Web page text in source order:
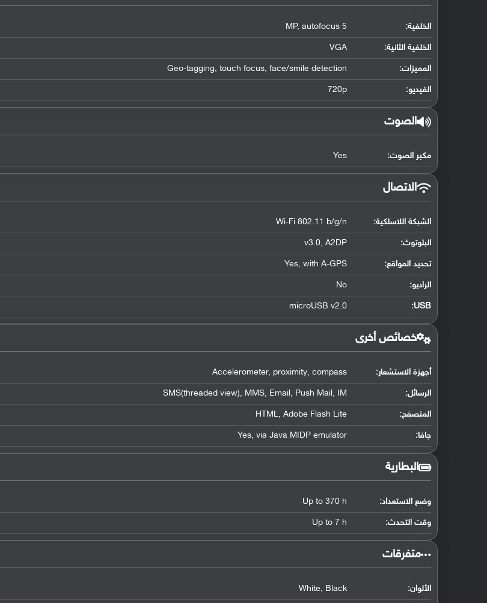
الخلفية: 5 MP, autofocus
الخلفية الثانية: VGA
المميزات: Geo-tagging, touch focus, face/smile detection
الفيديو: 720p
الصوت
مكبر الصوت: Yes
الاتصال
الشبكة اللاسلكية: Wi-Fi 802.11 b/g/n
البلوتوث:
v3.0, A2DP
تحديد المواقع:
Yes, with A-GPS
الراديو: No
USB
:
microUSB v2.0
خصائص أخرى
أجهزة الاستشعار: Accelerometer, proximity, compass
الرسائل: SMS(threaded view), MMS, Email, Push Mail, IM
المتصفح: HTML, Adobe Flash Lite
جافا: Yes, via Java MIDP emulator
البطارية
وضع الاستعداد: Up to 370 h
وقت التحدث: Up to 7 h
‏متفرقات‏
الألوان: White, Black